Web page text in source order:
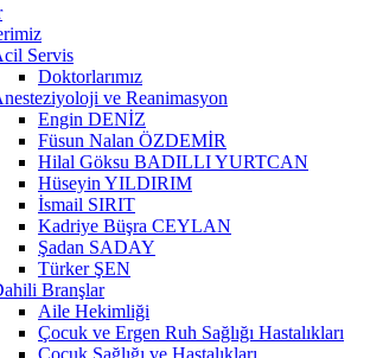
Servis
Doktorlarımız
ve Reanimasyon
Engin DENİZ
Füsun Nalan ÖZDEMİR
Hilal Göksu BADILLI YURTCAN
Hüseyin YILDIRIM
İsmail SIRIT
Kadriye Büşra CEYLAN
Şadan SADAY
Türker ŞEN
Branşlar
Aile Hekimliği
Çocuk ve Ergen Ruh Sağlığı Hastalıkları
Çocuk Sağlığı ve Hastalıkları